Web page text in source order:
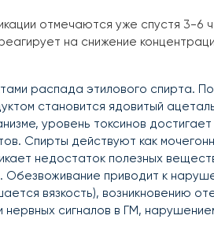
отмечаются уже спустя 3-
на снижение
распада этилового спирта.
становится ядовитый
уровень токсинов
Спирты действуют как
недостаток полезных
Обезвоживание приводит к
вязкость), возникновению
сигналов в ГМ,